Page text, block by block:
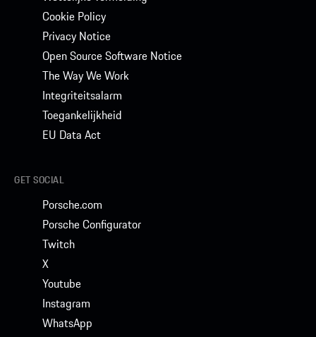
Cookie Policy
Privacy Notice
Open Source Software Notice
The Way We Work
Integriteitsalarm
Toegankelijkheid
EU Data Act
GET SOCIAL
Porsche.com
Porsche Configurator
Twitch
X
Youtube
Instagram
WhatsApp